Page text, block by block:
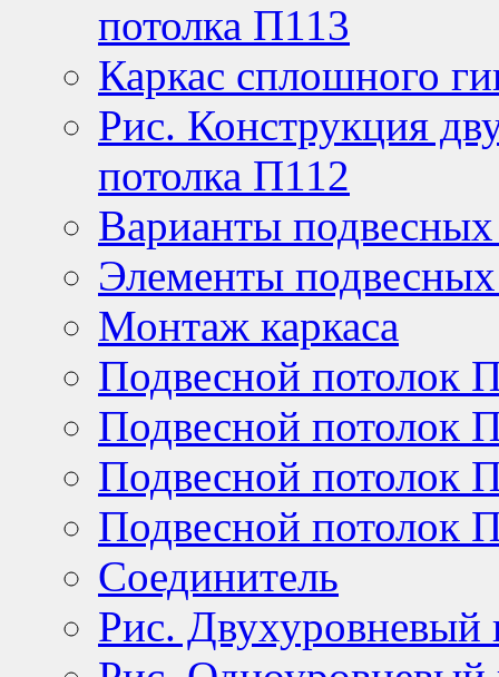
потолка П113
Каркас сплошного
Рис. Конструкция
потолка П112
Варианты подвесных
Элементы подвесных
Монтаж каркаса
Подвесной потолок
Подвесной потолок
Подвесной потолок
Подвесной потолок
Соединитель
Рис. Двухуровневый